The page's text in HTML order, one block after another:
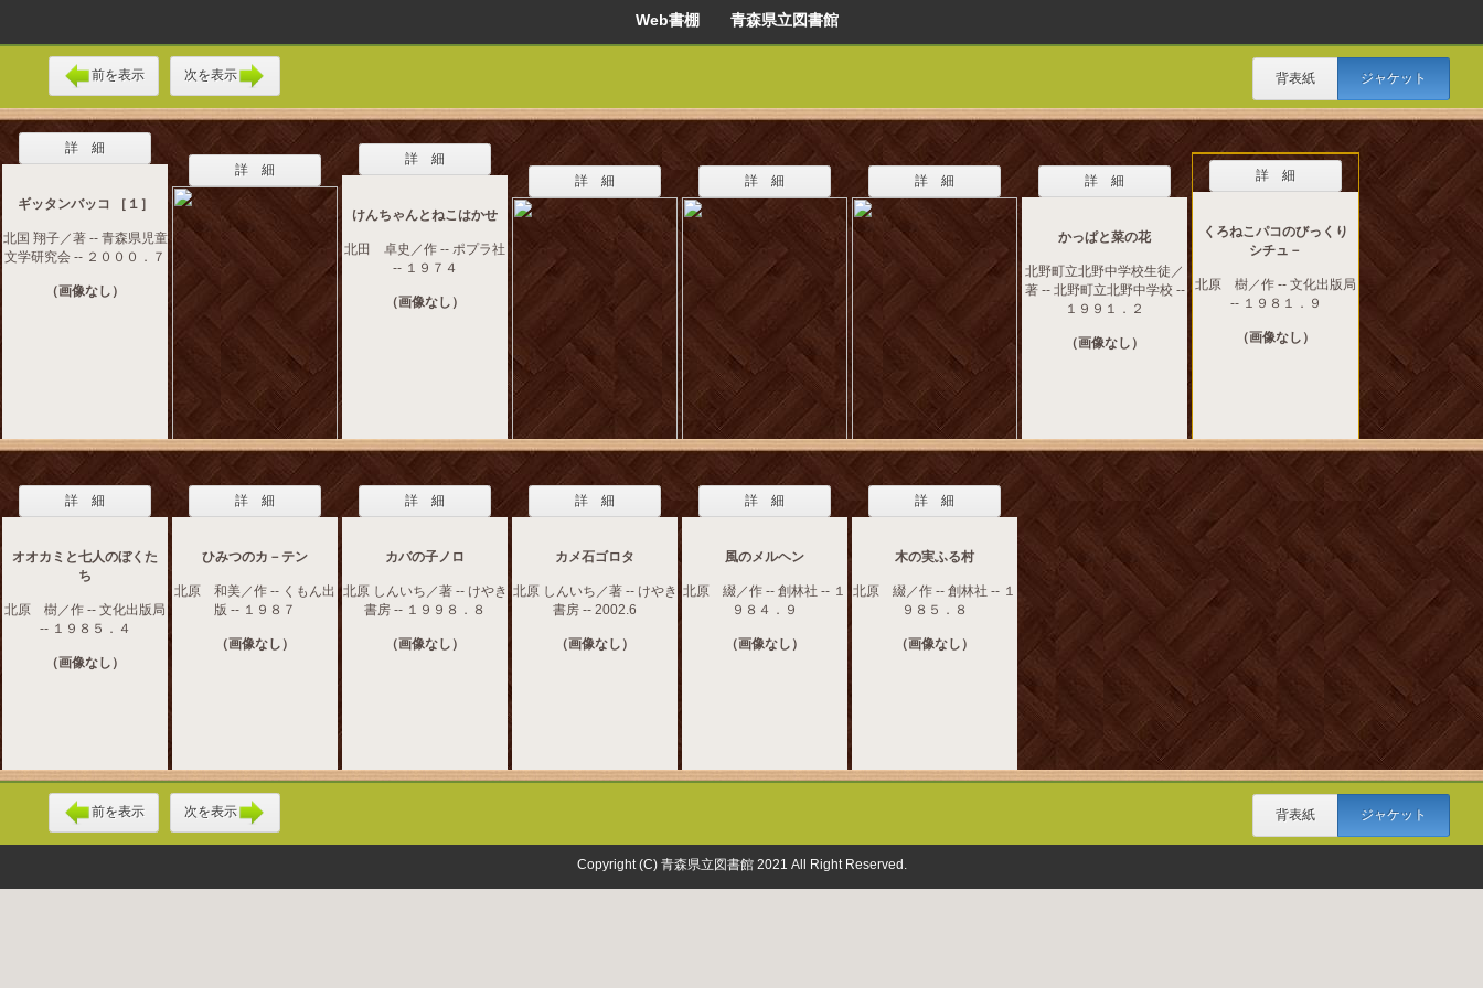
Web書棚 青森県立図書館
前を表示 次を表示 背表紙 ジャケット
詳 細
ギッタンバッコ ［１］
北国 翔子／著 -- 青森県児童
文学研究会 -- ２０００．７
（画像なし）
詳 細
詳 細
けんちゃんとねこはかせ
北田 卓史／作 -- ポプラ社
-- １９７４
（画像なし）
詳 細 詳 細 詳 細 詳 細
かっぱと菜の花
北野町立北野中学校生徒／
著 -- 北野町立北野中学校 --
１９９１．２
（画像なし）
詳 細
くろねこパコのびっくり
シチュ－
北原 樹／作 -- 文化出版局
-- １９８１．９
（画像なし）
詳 細
オオカミと七人のぼくた
ち
北原 樹／作 -- 文化出版局
-- １９８５．４
（画像なし）
詳 細
ひみつのカ－テン
北原 和美／作 -- くもん出
版 -- １９８７
（画像なし）
詳 細
カバの子ノロ
北原 しんいち／著 -- けやき
書房 -- １９９８．８
（画像なし）
詳 細
カメ石ゴロタ
北原 しんいち／著 -- けやき
書房 -- 2002.6
（画像なし）
詳 細
風のメルヘン
北原 綴／作 -- 創林社 -- １
９８４．９
（画像なし）
詳 細
木の実ふる村
北原 綴／作 -- 創林社 -- １
９８５．８
（画像なし）
前を表示 次を表示 背表紙 ジャケット
Copyright (C) 青森県立図書館 2021 All Right Reserved.